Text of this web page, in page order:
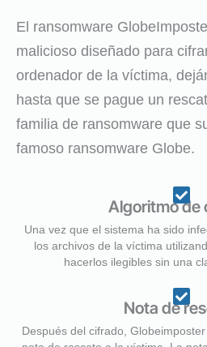
El ransomware
malicioso diseñado para
ordenador de la víctima,
hasta que se pague un
familia de ransomware que
famoso ransomware Globe.
Algoritmo de
Una vez que el sistema ha sido
los archivos de la víctima
hacerlos ilegibles sin una
Nota de
Después del cifrado,